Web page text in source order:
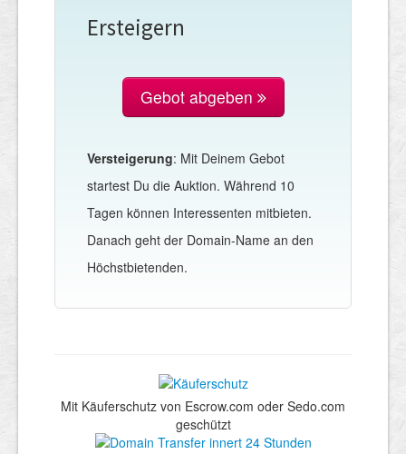
Ersteigern
Gebot abgeben
Versteigerung: Mit Deinem Gebot
startest Du die Auktion. Während 10
Tagen können Interessenten mitbieten.
Danach geht der Domain-Name an den
Höchstbietenden.
Mit Käuferschutz von Escrow.com oder Sedo.com
geschützt